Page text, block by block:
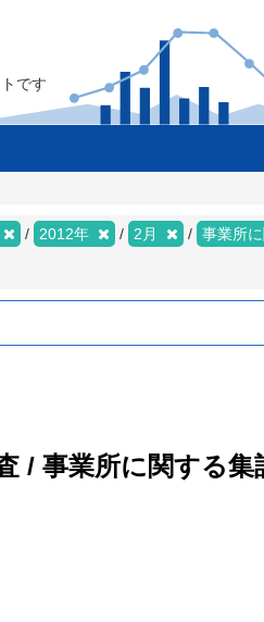
です
2012年 2月 事業所
/ 事業所に関する